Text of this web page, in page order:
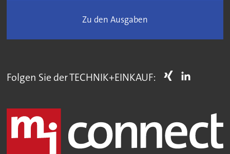
Zu den Ausgaben
Folgen Sie der TECHNIK+EINKAUF: